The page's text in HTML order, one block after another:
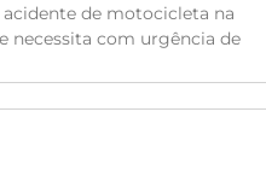
de motocicleta na
necessita com urgência de